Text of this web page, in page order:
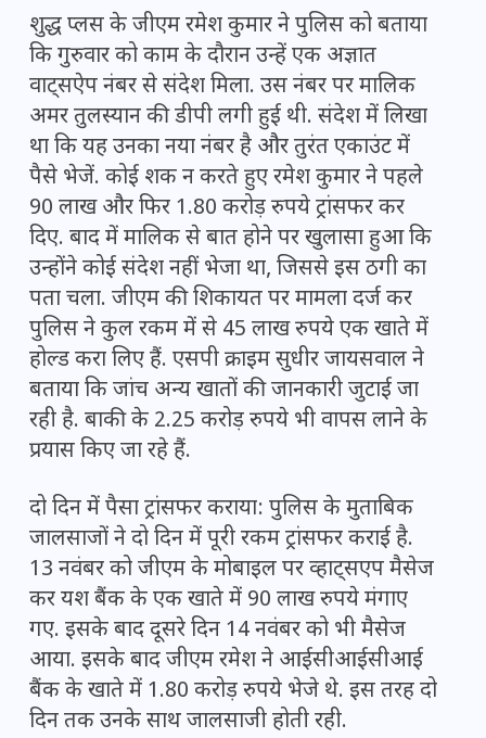
शुद्ध प्लस के जीएम रमेश कुमार ने पुलिस को बताया
कि गुरुवार को काम के दौरान उन्हें एक अज्ञात
वाट्सऐप नंबर से संदेश मिला. उस नंबर पर मालिक
अमर तुलस्यान की डीपी लगी हुई थी. संदेश में लिखा
था कि यह उनका नया नंबर है और तुरंत एकाउंट में
पैसे भेजें. कोई शक न करते हुए रमेश कुमार ने पहले
90 लाख और फिर 1.80 करोड़ रुपये ट्रांसफर कर
दिए. बाद में मालिक से बात होने पर खुलासा हुआ कि
उन्होंने कोई संदेश नहीं भेजा था, जिससे इस ठगी का
पता चला. जीएम की शिकायत पर मामला दर्ज कर
पुलिस ने कुल रकम में से 45 लाख रुपये एक खाते में
होल्ड करा लिए हैं. एसपी क्राइम सुधीर जायसवाल ने
बताया कि जांच अन्य खातों की जानकारी जुटाई जा
रही है. बाकी के 2.25 करोड़ रुपये भी वापस लाने के
प्रयास किए जा रहे हैं.
दो दिन में पैसा ट्रांसफर कराया: पुलिस के मुताबिक
जालसाजों ने दो दिन में पूरी रकम ट्रांसफर कराई है.
13 नवंबर को जीएम के मोबाइल पर व्हाट्सएप मैसेज
कर यश बैंक के एक खाते में 90 लाख रुपये मंगाए
गए. इसके बाद दूसरे दिन 14 नवंबर को भी मैसेज
आया. इसके बाद जीएम रमेश ने आईसीआईसीआई
बैंक के खाते में 1.80 करोड़ रुपये भेजे थे. इस तरह दो
दिन तक उनके साथ जालसाजी होती रही.